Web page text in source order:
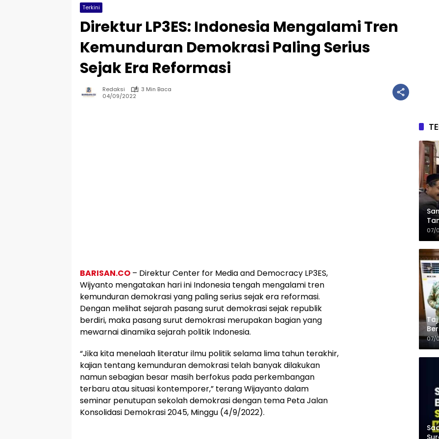
Terkini
Direktur LP3ES: Indonesia Mengalami Tren
Kemunduran Demokrasi Paling Serius
Sejak Era Reformasi
Redaksi
3 Min Baca
04/09/2022
BARISAN.CO – Direktur Center for Media and Democracy LP3ES,
Wijyanto mengatakan hari ini Indonesia tengah mengalami tren
kemunduran demokrasi yang paling serius sejak era reformasi.
Dengan melihat sejarah pasang surut demokrasi sejak republik
berdiri, maka pasang surut demokrasi merupakan bagian yang
mewarnai dinamika sejarah politik Indonesia.
“Jika kita menelaah literatur ilmu politik selama lima tahun terakhir,
kajian tentang kemunduran demokrasi telah banyak dilakukan
namun sebagian besar masih berfokus pada perkembangan
terbaru atau situasi kontemporer,” terang Wijayanto dalam
seminar penutupan sekolah demokrasi dengan tema Peta Jalan
Konsolidasi Demokrasi 2045, Minggu (4/9/2022).
07/
07/